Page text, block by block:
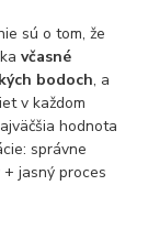
sú o tom, že
včasné
bodoch, a
v každom
hodnota
správne
jasný proces